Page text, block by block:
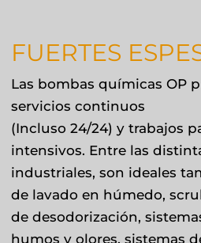
FUERTES
Las bombas químicas OP
servicios continuos
(Incluso 24/24) y trabajos
intensivos. Entre las
industriales, son ideales
de lavado en húmedo,
de desodorización,
humos y olores, sistemas